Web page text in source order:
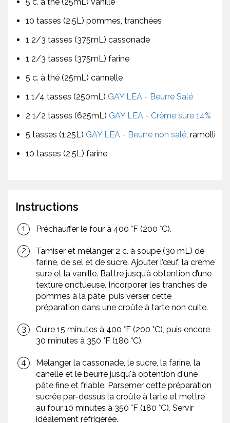
10 tasses (2.5L) pommes, tranchées
1 2/3 tasses (375mL) cassonade
1 2/3 tasses (375mL) farine
5 c. à thé (25mL) cannelle
1 1/4 tasses (250mL) GAY LEA - Beurre Salé
2 1/2 tasses (625mL) GAY LEA - Crème sure 14%
5 tasses (1.25L) GAY LEA - Beurre non salé, ramolli
10 tasses (2.5L) farine
Instructions
Préchauffer le four à 400 °F (200 °C).
Tamiser et mélanger 2 c. à soupe (30 mL) de
farine, de sel et de sucre. Ajouter l’œuf, la crème
sure et la vanille. Battre jusqu’à obtention d’une
texture onctueuse. Incorporer les tranches de
pommes à la pâte, puis verser cette
préparation dans une croûte à tarte non cuite.
Cuire 15 minutes à 400 °F (200 °C), puis encore
30 minutes à 350 °F (180 °C).
Mélanger la cassonade, le sucre, la farine, la
canelle et le beurre jusqu'à obtention d'une
pâte fine et friable. Parsemer cette préparation
sucrée par-dessus la croûte à tarte et mettre
au four 10 minutes à 350 °F (180 °C). Servir
idéalement réfrigérée.